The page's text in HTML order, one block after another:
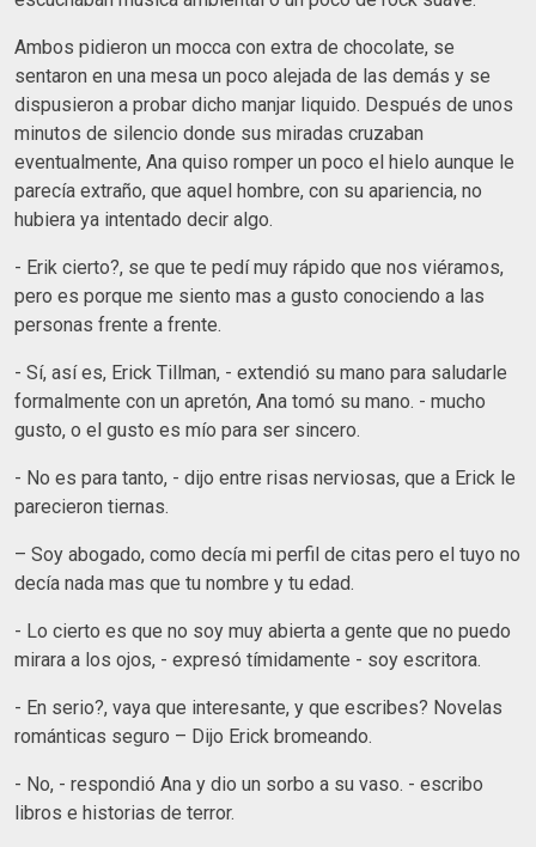
Ambos pidieron un mocca con extra de chocolate, se
sentaron en una mesa un poco alejada de las demás y se
dispusieron a probar dicho manjar liquido. Después de unos
minutos de silencio donde sus miradas cruzaban
eventualmente, Ana quiso romper un poco el hielo aunque le
parecía extraño, que aquel hombre, con su apariencia, no
hubiera ya intentado decir algo.
- Erik cierto?, se que te pedí muy rápido que nos viéramos,
pero es porque me siento mas a gusto conociendo a las
personas frente a frente.
- Sí, así es, Erick Tillman, - extendió su mano para saludarle
formalmente con un apretón, Ana tomó su mano. - mucho
gusto, o el gusto es mío para ser sincero.
- No es para tanto, - dijo entre risas nerviosas, que a Erick le
parecieron tiernas.
– Soy abogado, como decía mi perfil de citas pero el tuyo no
decía nada mas que tu nombre y tu edad.
- Lo cierto es que no soy muy abierta a gente que no puedo
mirara a los ojos, - expresó tímidamente - soy escritora.
- En serio?, vaya que interesante, y que escribes? Novelas
románticas seguro – Dijo Erick bromeando.
- No, - respondió Ana y dio un sorbo a su vaso. - escribo
libros e historias de terror.